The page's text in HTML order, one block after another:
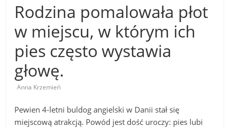
Rodzina pomalowała płot
w miejscu, w którym ich
pies często wystawia
głowę.
Anna Krzemień
Pewien 4-letni buldog angielski w Danii stał się
miejscową atrakcją. Powód jest dość uroczy: pies lubi